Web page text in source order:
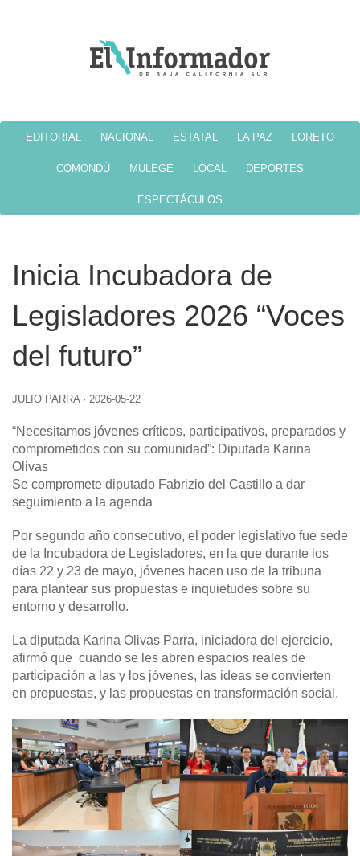
EDITORIAL NACIONAL ESTATAL LA PAZ LORETO
COMONDÚ MULEGÉ LOCAL DEPORTES
ESPECTÁCULOS
Inicia Incubadora de
Legisladores 2026 “Voces
del futuro”
JULIO PARRA · 2026-05-22
“Necesitamos jóvenes críticos, participativos, preparados y
comprometidos con su comunidad”: Diputada Karina
Olivas
Se compromete diputado Fabrizio del Castillo a dar
seguimiento a la agenda
Por segundo año consecutivo, el poder legislativo fue sede
de la Incubadora de Legisladores, en la que durante los
días 22 y 23 de mayo, jóvenes hacen uso de la tribuna
para plantear sus propuestas e inquietudes sobre su
entorno y desarrollo.
La diputada Karina Olivas Parra, iniciadora del ejercicio,
afirmó que cuando se les abren espacios reales de
participación a las y los jóvenes, las ideas se convierten
en propuestas, y las propuestas en transformación social.